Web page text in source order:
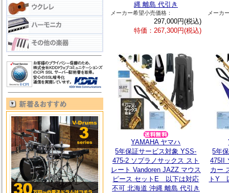
縄 離島 代引き
メーカー希望小売価格：
297,000円(税込)
特価：267,300円(税込)
メーカ
YAMAHA ヤマハ
5年保証サービス対象 YSS-
475-2 ソプラノサックス スト
レート Vandoren JAZZ マウス
ピース セットE 以下は対応
不可 北海道 沖縄 離島 代引き
5年
475II
カー
トY